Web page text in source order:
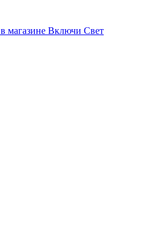
магазине Включи Свет